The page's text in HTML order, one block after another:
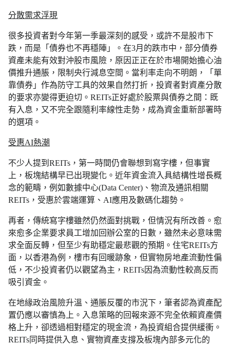
分散需求浮現
很多投資者對今年第一季最深刻的感受，或許不是股市下
跌，而是「債券也不再穩陣」。在3月的跌市中，部分債券
資產未能有效對沖股市風險，原因正正在於市場開始擔心油
價推升通脹，限制央行減息空間。當利率走向不明朗，「單
靠債券」作為防守工具的效果自然打折，投資者對資產分散
的要求亦變得更迫切。REITs正好處於股票與債券之間：既
有入息，又不完全跟隨利率線性走勢，成為資金重新部署時
的選項。
受惠AI熱潮
不少人提到REITs，第一時間仍會聯想到寫字樓，但事實
上，板塊結構早已出現變化。近年資金流入具結構性增長概
念的範疇，例如數據中心(Data Center)、物流及通訊相關
REITs，受惠於雲端運算、AI應用及數碼化趨勢。
再者，傳統寫字樓雖然仍然面對挑戰，但情況有所改善。愈
來愈多企業要求員工增加回辦公室的日數，雖然未必意味需
求全面反轉，但至少有助穩定最悲觀的預期。住宅REITs方
面，以香港為例，樓市有回暖跡象，但實物房地產流動性偏
低，不少投資者仍以觀望為主，REITs因為流動性較高反而
吸引資金。
在地緣政治風險升溫、通脹反覆的市況下，筆者認為資產配
置仍應以審慎為上。入息策略的回報來源不完全依賴資產價
格上升，卻透過相對穩定的現金流，為投資組合提供緩衝。
REITs同時提供入息、實物資產支撐及板塊內部多元化的